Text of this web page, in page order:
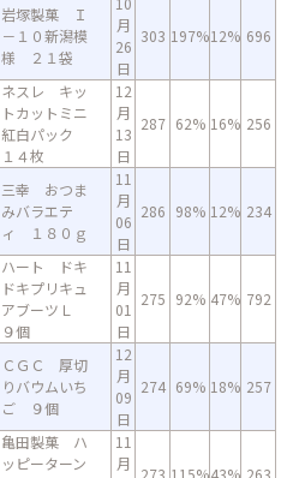
岩塚製菓 Ｉ
－１０新潟模
様 ２１袋
月
26
日
303 197%12% 696
ネスレ キッ
トカットミニ
紅白パック
１４枚
12
月
13
日
287 62% 16% 256
三幸 おつま
みバラエテ
ィ １８０ｇ
11
月
06
日
286 98% 12% 234
ハート ドキ
ドキプリキュ
アブーツＬ
９個
11
月
01
日
275 92% 47% 792
ＣＧＣ 厚切
りバウムいち
ご ９個
12
月
09
日
274 69% 18% 257
亀田製菓 ハ
ッピーターン
11
月
273 115%43% 263